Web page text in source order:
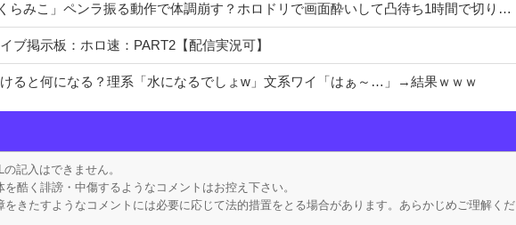
ペンラ振る動作で体調崩す？ホロドリで画面酔いして凸待ち1時間で切り上げる「雪花ラミィ」コラボ配信に向けてゆっくり休む
ブ掲示板：ホロ速：PART2【配信実況可】
けると何になる？理系「水になるでしょw」文系ワイ「はぁ～…」→結果ｗｗｗ
ん、国民の財産を没収しはじめるｗｗｗｗｗ
記入はできません。
を酷く誹謗・中傷するようなコメントはお控え下さい。
をきたすようなコメントには必要に応じて法的措置をとる場合があります。あらかじめご理解くだ